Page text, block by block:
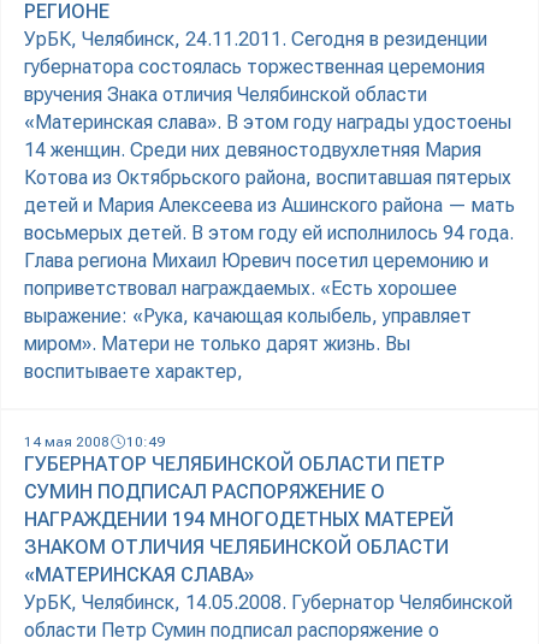
РЕГИОНЕ
УрБК, Челябинск, 24.11.2011. Сегодня в резиденции
губернатора состоялась торжественная церемония
вручения Знака отличия Челябинской области
«Материнская слава». В этом году награды удостоены
14 женщин. Среди них девяностодвухлетняя Мария
Котова из Октябрьского района, воспитавшая пятерых
детей и Мария Алексеева из Ашинского района — мать
восьмерых детей. В этом году ей исполнилось 94 года.
Глава региона Михаил Юревич посетил церемонию и
поприветствовал награждаемых. «Есть хорошее
выражение: «Рука, качающая колыбель, управляет
миром». Матери не только дарят жизнь. Вы
воспитываете характер,
14 мая 2008 10:49
ГУБЕРНАТОР ЧЕЛЯБИНСКОЙ ОБЛАСТИ ПЕТР
СУМИН ПОДПИСАЛ РАСПОРЯЖЕНИЕ О
НАГРАЖДЕНИИ 194 МНОГОДЕТНЫХ МАТЕРЕЙ
ЗНАКОМ ОТЛИЧИЯ ЧЕЛЯБИНСКОЙ ОБЛАСТИ
«МАТЕРИНСКАЯ СЛАВА»
УрБК, Челябинск, 14.05.2008. Губернатор Челябинской
области Петр Сумин подписал распоряжение о